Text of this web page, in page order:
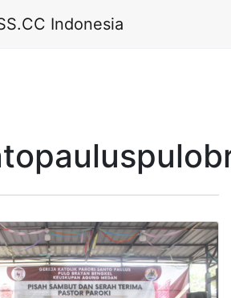
Indonesia